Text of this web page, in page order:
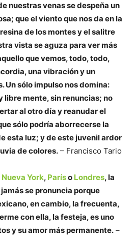
nuestras venas se despeña un
que el viento que nos da en la
de los montes y el salitre
vista se aguza para ver más
que vemos, todo, todo,
una vibración y un
Un sólo impulso nos domina:
libre mente, sin renuncias; no
al otro día y reanudar el
sólo podría aborrecerse la
esta luz; y de este juvenil ardor
de colores. – Francisco Tario
Nueva York, Paríso Londres, la
se pronuncia porque
en cambio, la frecuenta,
con ella, la festeja, es uno
y su amor más permanente. –